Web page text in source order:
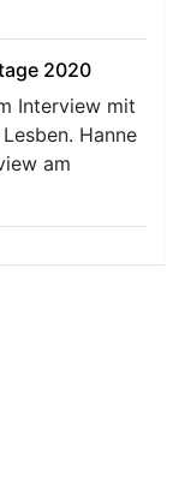
2020
Interview mit
Hanne
am